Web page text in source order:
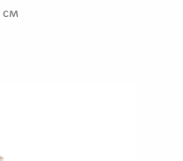
см